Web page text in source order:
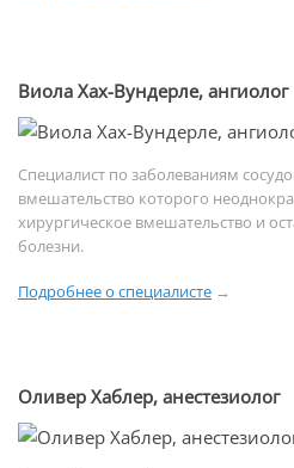
Виола Хах-Вундерле, ангиолог
Специалист по заболеваниям
вмешательство которого
хирургическое вмешательство и
болезни.
Подробнее о специалисте →
Оливер Хаблер, анестезиолог